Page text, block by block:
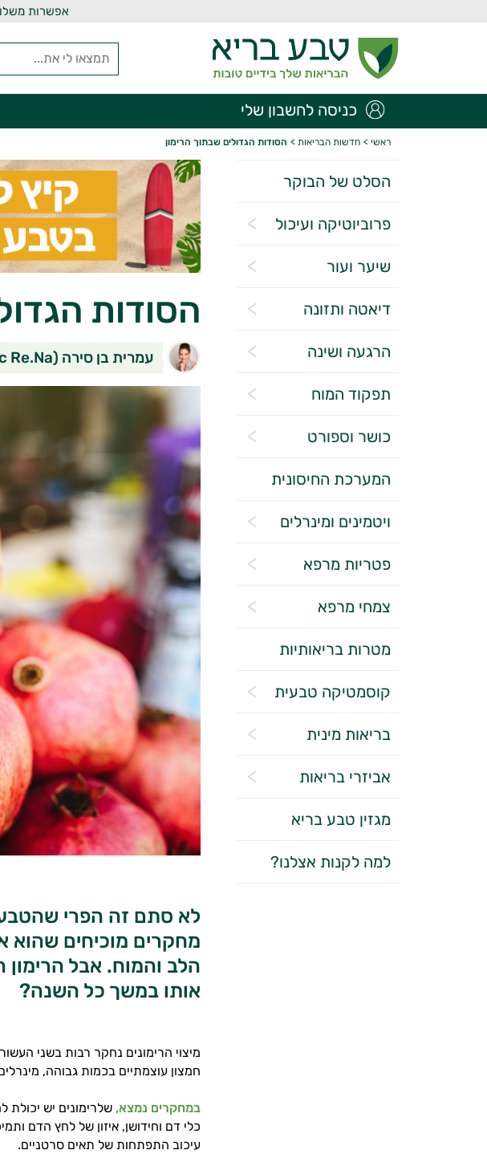
אפשרות
כניסה לחשבון שלי
ראשי > חדשות הבריאות > הסודות הגדולים שבתוך הרימון
הסלט של הבוקר
פרוביוטיקה ועיכול
שיער ועור
דיאטה ותזונה
הרגעה ושינה
תפקוד המוח
כושר וספורט
המערכת החיסונית
ויטמינים ומינרלים
פטריות מרפא
צמחי מרפא
מטרות בריאותיות
קוסמטיקה טבעית
בריאות מינית
אביזרי בריאות
מגזין טבע בריא
למה לקנות אצלנו?
הסודות
עמרית בן סירה (N.D C.Ac Re.Na) מומחית לנטורופתיה ורפואה טבעית
לא סתם זה הפרי שהטבע
מחקרים מוכיחים שהוא
הלב והמוח. אבל הרימון
אותו במשך כל השנה?
מיצוי הרימונים נחקר רבות בשני
חמצון עוצמתיים בכמות גבוהה, מינרלים
במחקרים נמצא, שלרימונים יש
כלי דם וחידושן, איזון של לחץ הדם
עיכוב התפתחות של תאים סרטניים.